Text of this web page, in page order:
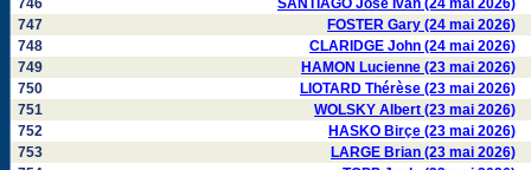
746
SANTIAGO José Ivan (24 mai 2026)
747
FOSTER Gary (24 mai 2026)
748
CLARIDGE John (24 mai 2026)
749
HAMON Lucienne (23 mai 2026)
750
LIOTARD Thérèse (23 mai 2026)
751
WOLSKY Albert (23 mai 2026)
752
HASKO Birçe (23 mai 2026)
753
LARGE Brian (23 mai 2026)